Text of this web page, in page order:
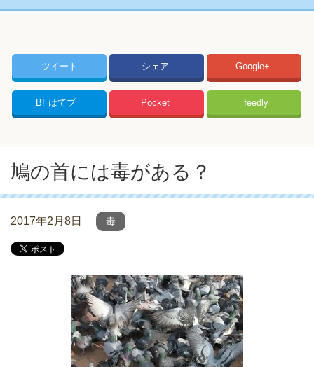
ツイート シェア Google+
B! はてブ Pocket feedly
鳩の首には毒がある？
2017年2月8日 毒